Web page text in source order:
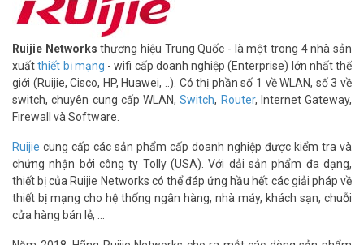
Router Wifi 6 Ruijie hỗ trợ tối đa 192 thiết bị, khuyến nghị 60 người
dùng. Ứng dụng Ruijie Reyee giúp giám sát và cấu hình từ xa. Giao
diện thân thiện, phù hợp người dùng không chuyên.
Ruijie Networks thương hiệu Trung Quốc - là một trong 4 nhà sản
xuấtthiết bị mạng - wifi cấp doanh nghiệp (Enterprise) lớn nhất thế
giới (Ruijie, Cisco, HP, Huawei, ..). Có thị phần số 1 về WLAN, số 3 về
switch, chuyên cung cấp WLAN,Switch, Router, Internet Gateway,
Firewall và Software.
Ruijie cung cấp các sản phẩm cấp doanh nghiệp được kiểm tra và
chứng nhận bởi công ty Tolly (USA). Với dải sản phẩm đa dạng,
thiết bị của Ruijie Networks có thể đáp ứng hầu hết các giải pháp về
thiết bị mạng cho hệ thống ngân hàng, nhà máy, khách sạn, chuỗi
cửa hàng bán lẻ, ...